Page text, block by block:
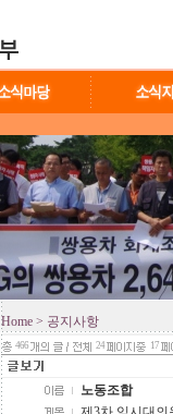
Home > 공지사항
466 24 17
노동조합